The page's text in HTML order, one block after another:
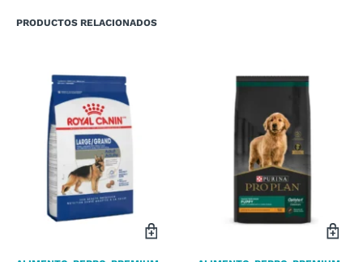
PRODUCTOS RELACIONADOS